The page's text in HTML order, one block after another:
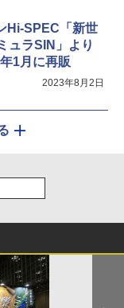
Hi-SPEC「新世
ュラSIN」より
1月に再販
2023年8月2日